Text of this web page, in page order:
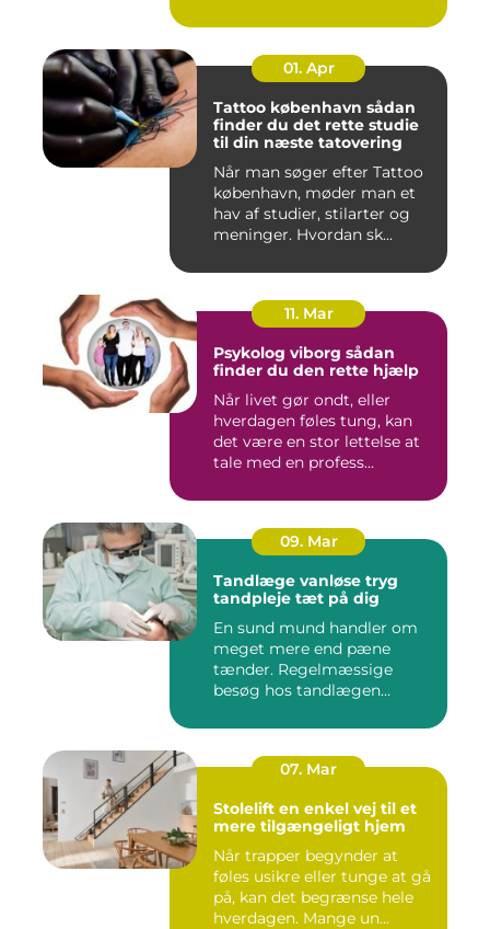
01. Apr
Tattoo københavn sådan
finder du det rette studie
til din næste tatovering
Når man søger efter Tattoo
københavn, møder man et
hav af studier, stilarter og
meninger. Hvordan sk...
11. Mar
Psykolog viborg sådan
finder du den rette hjælp
Når livet gør ondt, eller
hverdagen føles tung, kan
det være en stor lettelse at
tale med en profess...
09. Mar
Tandlæge vanløse tryg
tandpleje tæt på dig
En sund mund handler om
meget mere end pæne
tænder. Regelmæssige
besøg hos tandlægen
07. Mar
Stolelift en enkel vej til et
mere tilgængeligt hjem
Når trapper begynder at
føles usikre eller tunge at gå
på, kan det begrænse hele
hverdagen. Mange un...